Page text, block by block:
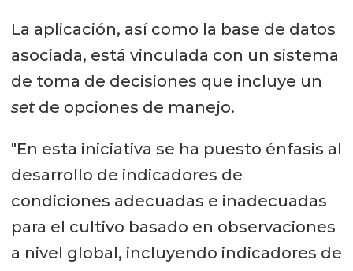
La aplicación, así como la base de datos
asociada, está vinculada con un sistema
de toma de decisiones que incluye un
setde opciones de manejo.
"En esta iniciativa se ha puesto énfasis al
desarrollo de indicadores de
condiciones adecuadas e inadecuadas
para el cultivo basado en observaciones
a nivel global, incluyendo indicadores de